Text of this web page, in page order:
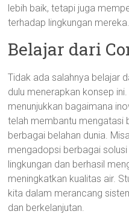
lebih baik, tetapi juga
terhadap lingkungan mereka.
Belajar dari
Tidak ada salahnya belajar
dulu menerapkan konsep
menunjukkan bagaimana
telah membantu mengatasi
berbagai belahan dunia.
mengadopsi berbagai
lingkungan dan berhasil
meningkatkan kualitas air.
kita dalam merancang
dan berkelanjutan.